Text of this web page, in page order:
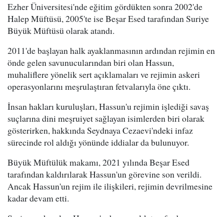
Ezher Üniversitesi'nde eğitim gördükten sonra 2002'de
Halep Müftüsü, 2005'te ise Beşar Esed tarafından Suriye
Büyük Müftüsü olarak atandı.
2011'de başlayan halk ayaklanmasının ardından rejimin en
önde gelen savunucularından biri olan Hassun,
muhaliflere yönelik sert açıklamaları ve rejimin askeri
operasyonlarını meşrulaştıran fetvalarıyla öne çıktı.
İnsan hakları kuruluşları, Hassun'u rejimin işlediği savaş
suçlarına dini meşruiyet sağlayan isimlerden biri olarak
gösterirken, hakkında Seydnaya Cezaevi'ndeki infaz
sürecinde rol aldığı yönünde iddialar da bulunuyor.
Büyük Müftülük makamı, 2021 yılında Beşar Esed
tarafından kaldırılarak Hassun'un görevine son verildi.
Ancak Hassun'un rejim ile ilişkileri, rejimin devrilmesine
kadar devam etti.